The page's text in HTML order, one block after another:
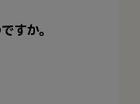
すか。